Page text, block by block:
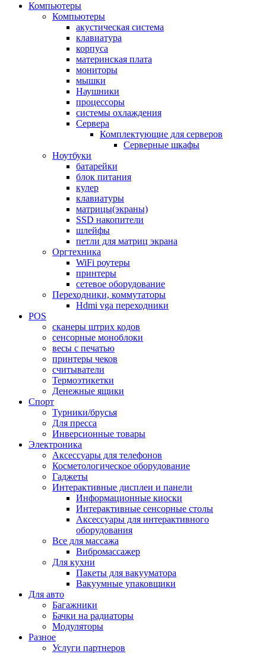
Компьютеры
Компьютеры
акустическая система
клавиатура
корпуса
материнская плата
мониторы
мышки
Наушники
процессоры
системы охлаждения
Сервера
Комплектующие для серверов
Серверные шкафы
Ноутбуки
батарейки
блок питания
кулер
клавиатуры
матрицы(экраны)
SSD накопители
шлейфы
петли для матриц экрана
Оргтехника
WiFi роутеры
принтеры
сетевое оборудование
Переходники, коммутаторы
Hdmi vga переходники
POS
сканеры штрих кодов
сенсорные моноблоки
весы с печатью
принтеры чеков
считыватели
Термоэтикетки
Денежные ящики
Спорт
Турники/брусья
Для пресса
Инверсионные товары
Электроника
Аксессуары для телефонов
Косметологическое оборудование
Гаджеты
Интерактивные дисплеи и панели
Информационные киоски
Интерактивные сенсорные столы
Аксессуары для интерактивного
оборудования
Все для массажа
Вибромассажер
Для кухни
Пакеты для вакууматора
Вакуумные упаковщики
Для авто
Багажники
Бачки на радиаторы
Модуляторы
Разное
Услуги партнеров